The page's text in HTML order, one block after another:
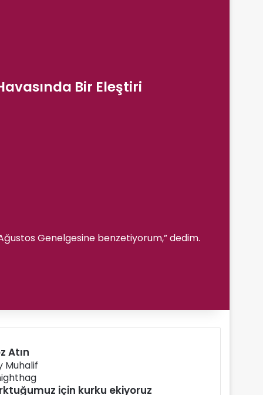
Bir Eleştiri
Atın
Muhalif
için kurku ekiyoruz